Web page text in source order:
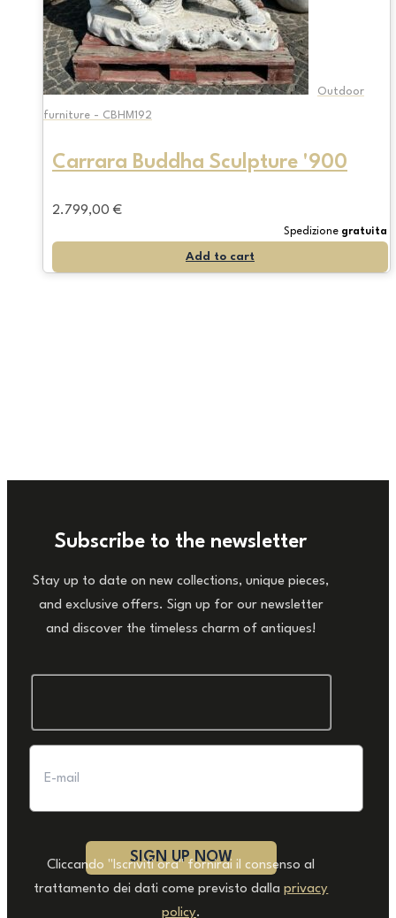
Outdoor
furniture - CBHM192
Carrara Buddha Sculpture '900
2.799,00 €
Spedizione gratuita
Add to cart
Subscribe to the newsletter
Stay up to date on new collections, unique pieces,
and exclusive offers. Sign up for our newsletter
and discover the timeless charm of antiques!
Cliccando "Iscriviti ora" fornirai il consenso al
trattamento dei dati come previsto dallaprivacy
policy.